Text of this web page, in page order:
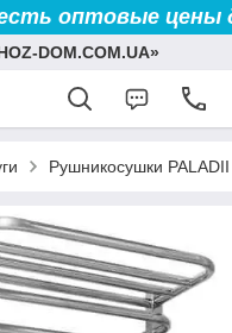
оптовые цены
DOM.COM.UA»
Рушникосушки PALADII